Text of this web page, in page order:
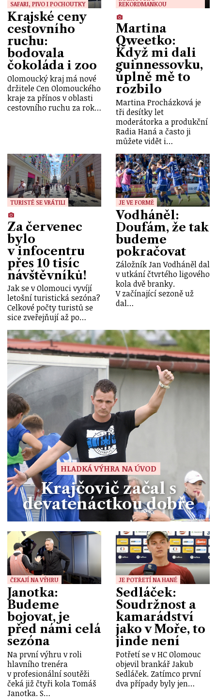
SAFARI, PIVO I POCHOUTKY
Krajské ceny
cestovního
ruchu:
bodovala
čokoláda i zoo
Olomoucký kraj má nové
držitele Cen Olomouckého
kraje za přínos v oblasti
cestovního ruchu za rok…
REKORDMANKOU
Martina
Qweetko:
Když mi dali
guinnessovku,
úplně mě to
rozbilo
Martina Procházková je
tři desítky let
moderátorka a produkční
Radia Haná a často ji
můžete vidět i…
TURISTÉ SE VRÁTILI
Za červenec
bylo
v infocentru
přes 10 tisíc
návštěvníků!
Jak se v Olomouci vyvíjí
letošní turistická sezóna?
Celkové počty turistů se
sice zveřejňují až po…
JE VE FORMĚ
Vodháněl:
Doufám, že tak
budeme
pokračovat
Záložník Jan Vodháněl dal
v utkání čtvrtého ligového
kola dvě branky.
V začínající sezoně už
dal…
HLADKÁ VÝHRA NA ÚVOD
Krajčovič začal s
devatenáctkou dobře
ČEKAJÍ NA VÝHRU
Janotka:
Budeme
bojovat, je
před námi celá
sezóna
Na první výhru v roli
hlavního trenéra
v profesionální soutěži
čeká již čtyři kola Tomáš
Janotka. S…
JE POTŘETÍ NA HANÉ
Sedláček:
Soudržnost a
kamarádství
jako v Moře, to
jinde není
Potřetí se v HC Olomouc
objevil brankář Jakub
Sedláček. Zatímco první
dva případy byly jen…